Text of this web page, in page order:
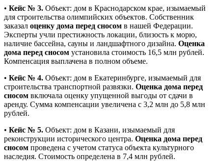
• Кейс № 3. Объект: дом в Краснодарском крае, изымаемый
для строительства олимпийских объектов. Собственник
заказал оценку дома перед сносом в нашей Федерации.
Эксперты учли престижность локации, близость к морю,
наличие бассейна, сауны и ландшафтного дизайна. Оценка
дома перед сносом установила стоимость 16,5 млн рублей.
Компенсация выплачена в полном объеме.
• Кейс № 4. Объект: дом в Екатеринбурге, изымаемый для
строительства транспортной развязки. Оценка дома перед
сносом включала оценку упущенной выгоды от сдачи в
аренду. Сумма компенсации увеличена с 3,2 млн до 5,8 млн
рублей.
• Кейс № 5. Объект: дом в Казани, изымаемый для
реконструкции исторического центра. Оценка дома перед
сносом проведена с учетом статуса объекта культурного
наследия. Стоимость определена в 7,4 млн рублей.